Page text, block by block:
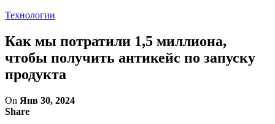
Технологии
Как мы потратили 1,5 миллиона,
чтобы получить антикейс по запуску
продукта
On Янв 30, 2024
Share